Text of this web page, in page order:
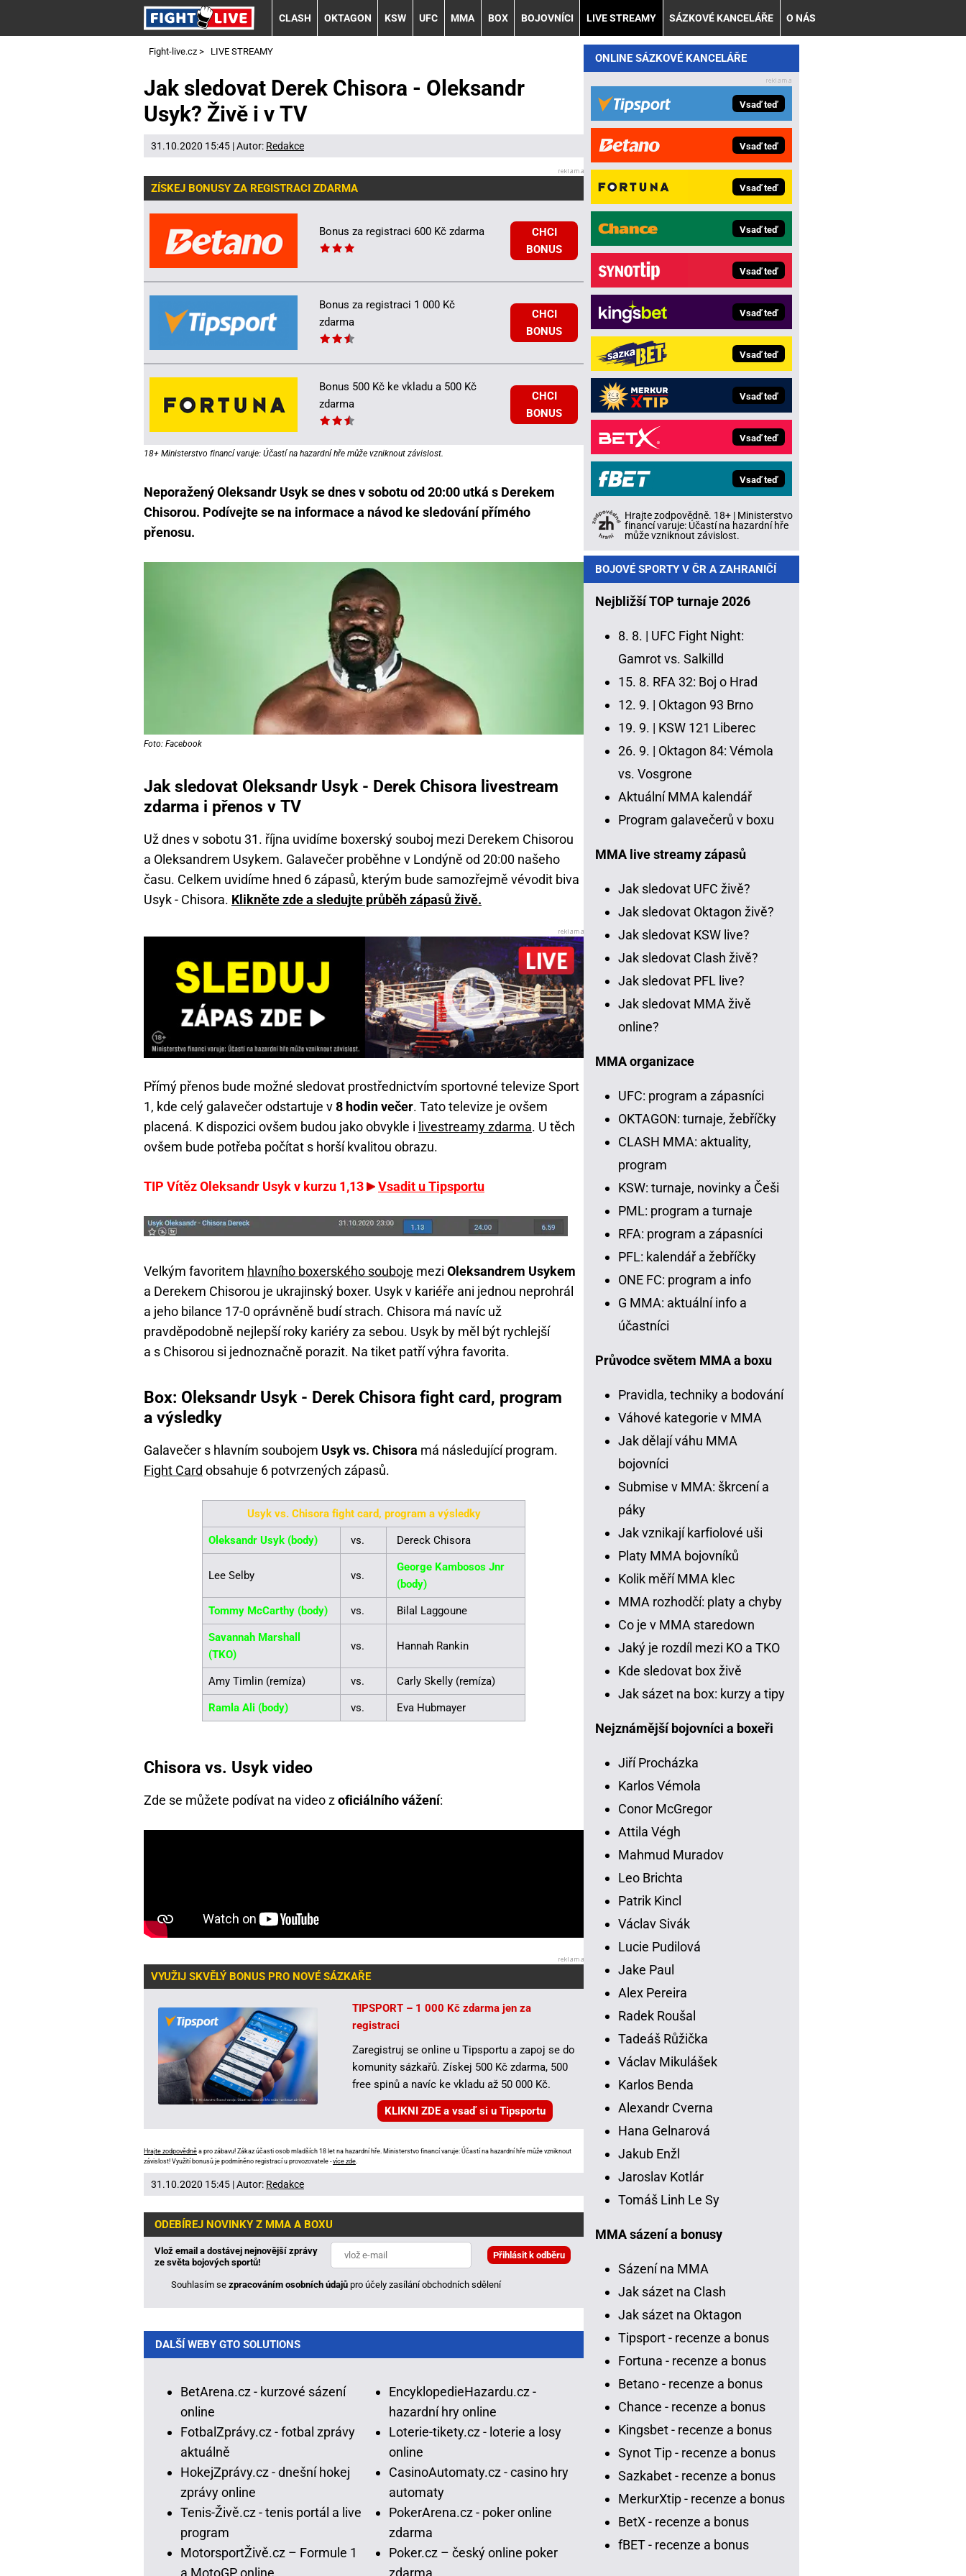
CLASH OKTAGON KSW UFC MMA BOX BOJOVNÍCI LIVE STREAMY SÁZKOVÉ KANCELÁŘE O NÁS
Fight-live.cz > LIVE STREAMY
Jak sledovat Derek Chisora - Oleksandr
Usyk? Živě i v TV
31.10.2020 15:45 | Autor: Redakce
ZÍSKEJ BONUSY ZA REGISTRACI ZDARMA
Bonus za registraci 600 Kč zdarma
CHCI
BONUS
Bonus za registraci 1 000 Kč
zdarma
CHCI
BONUS
Bonus 500 Kč ke vkladu a 500 Kč
zdarma
CHCI
BONUS
18+ Ministerstvo financí varuje: Účastí na hazardní hře může vzniknout závislost.
Neporažený Oleksandr Usyk se dnes v sobotu od 20:00 utká s Derekem
Chisorou. Podívejte se na informace a návod ke sledování přímého
přenosu.
Foto: Facebook
Jak sledovat Oleksandr Usyk - Derek Chisora livestream
zdarma i přenos v TV
Už dnes v sobotu 31. října uvidíme boxerský souboj mezi Derekem Chisorou
a Oleksandrem Usykem. Galavečer proběhne v Londýně od 20:00 našeho
času. Celkem uvidíme hned 6 zápasů, kterým bude samozřejmě vévodit biva
Usyk - Chisora. Klikněte zde a sledujte průběh zápasů živě.
Přímý přenos bude možné sledovat prostřednictvím sportovné televize Sport
1, kde celý galavečer odstartuje v8 hodin večer. Tato televize je ovšem
placená. K dispozici ovšem budou jako obvykle i livestreamy zdarma. U těch
ovšem bude potřeba počítat s horší kvalitou obrazu.
TIP Vítěz Oleksandr Usyk v kurzu 1,13 Vsadit u Tipsportu
Velkým favoritem hlavního boxerského souboje mezi Oleksandrem Usykem
a Derekem Chisorou je ukrajinský boxer. Usyk v kariéře ani jednou neprohrál
a jeho bilance 17-0 oprávněně budí strach. Chisora má navíc už
pravděpodobně nejlepší roky kariéry za sebou. Usyk by měl být rychlejší
a s Chisorou si jednoznačně porazit. Na tiket patří výhra favorita.
Box: Oleksandr Usyk - Derek Chisora fight card, program
a výsledky
Galavečer s hlavním soubojem Usyk vs. Chisora má následující program.
Fight Card obsahuje 6 potvrzených zápasů.
Usyk vs. Chisora fight card, program a výsledky
Oleksandr Usyk (body) vs. Dereck Chisora
Lee Selby vs.
George Kambosos Jnr
(body)
Tommy McCarthy (body) vs. Bilal Laggoune
Savannah Marshall
(TKO)
vs. Hannah Rankin
Amy Timlin (remíza) vs. Carly Skelly (remíza)
Ramla Ali (body) vs. Eva Hubmayer
Chisora vs. Usyk video
Zde se můžete podívat na video zoficiálního vážení:
VYUŽIJ SKVĚLÝ BONUS PRO NOVÉ SÁZKAŘE
TIPSPORT – 1 000 Kč zdarma jen za
registraci
Zaregistruj se online u Tipsportu a zapoj se do
komunity sázkařů. Získej 500 Kč zdarma, 500
free spinů a navíc ke vkladu až 50 000 Kč.
KLIKNI ZDE a vsaď si u Tipsportu
Hrajte zodpovědně a pro zábavu! Zákaz účasti osob mladších 18 let na hazardní hře. Ministerstvo financí varuje: Účastí na hazardní hře může vzniknout
závislost! Využití bonusů je podmíněno registrací u provozovatele -více zde.
31.10.2020 15:45 | Autor: Redakce
ODEBÍREJ NOVINKY Z MMA A BOXU
Vlož email a dostávej nejnovější zprávy
ze světa bojových sportů!
Souhlasím se zpracováním osobních údajů pro účely zasílání obchodních sdělení
DALŠÍ WEBY GTO SOLUTIONS
BetArena.cz - kurzové sázení
online
FotbalZprávy.cz - fotbal zprávy
aktuálně
HokejZprávy.cz - dnešní hokej
zprávy online
Tenis-Živě.cz - tenis portál a live
program
MotorsportŽivě.cz – Formule 1
EncyklopedieHazardu.cz -
hazardní hry online
Loterie-tikety.cz - loterie a losy
online
CasinoAutomaty.cz - casino hry
automaty
PokerArena.cz - poker online
zdarma
Poker.cz – český online poker
ONLINE SÁZKOVÉ KANCELÁŘE
Vsaď teď
Vsaď teď
Vsaď teď
Vsaď teď
Vsaď teď
Vsaď teď
Vsaď teď
Vsaď teď
Vsaď teď
Vsaď teď
Hrajte zodpovědně. 18+ | Ministerstvo
financí varuje: Účastí na hazardní hře
může vzniknout závislost.
BOJOVÉ SPORTY V ČR A ZAHRANIČÍ
Nejbližší TOP turnaje 2026
8. 8. | UFC Fight Night:
Gamrot vs. Salkilld
15. 8. RFA 32: Boj o Hrad
12. 9. | Oktagon 93 Brno
19. 9. | KSW 121 Liberec
26. 9. | Oktagon 84: Vémola
vs. Vosgrone
Aktuální MMA kalendář
Program galavečerů v boxu
MMA live streamy zápasů
Jak sledovat UFC živě?
Jak sledovat Oktagon živě?
Jak sledovat KSW live?
Jak sledovat Clash živě?
Jak sledovat PFL live?
Jak sledovat MMA živě
online?
MMA organizace
UFC: program a zápasníci
OKTAGON: turnaje, žebříčky
CLASH MMA: aktuality,
program
KSW: turnaje, novinky a Češi
PML: program a turnaje
RFA: program a zápasníci
PFL: kalendář a žebříčky
ONE FC: program a info
G MMA: aktuální info a
účastníci
Průvodce světem MMA a boxu
Pravidla, techniky a bodování
Váhové kategorie v MMA
Jak dělají váhu MMA
bojovníci
Submise v MMA: škrcení a
páky
Jak vznikají karfiolové uši
Platy MMA bojovníků
Kolik měří MMA klec
MMA rozhodčí: platy a chyby
Co je v MMA staredown
Jaký je rozdíl mezi KO a TKO
Kde sledovat box živě
Jak sázet na box: kurzy a tipy
Nejznámější bojovníci a boxeři
Jiří Procházka
Karlos Vémola
Conor McGregor
Attila Végh
Mahmud Muradov
Leo Brichta
Patrik Kincl
Václav Sivák
Lucie Pudilová
Jake Paul
Alex Pereira
Radek Roušal
Tadeáš Růžička
Václav Mikulášek
Karlos Benda
Alexandr Cverna
Hana Gelnarová
Jakub Enžl
Jaroslav Kotlár
Tomáš Linh Le Sy
MMA sázení a bonusy
Sázení na MMA
Jak sázet na Clash
Jak sázet na Oktagon
Tipsport - recenze a bonus
Fortuna - recenze a bonus
Betano - recenze a bonus
Chance - recenze a bonus
Kingsbet - recenze a bonus
Synot Tip - recenze a bonus
Sazkabet - recenze a bonus
MerkurXtip - recenze a bonus
BetX - recenze a bonus
fBET - recenze a bonus